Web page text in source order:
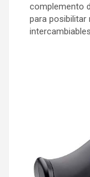
complemento
para posibilitar
intercambiables